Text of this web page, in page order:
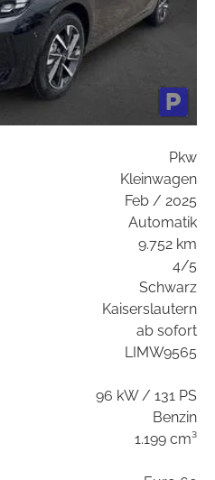
Pkw
Kleinwagen
Feb / 2025
Automatik
9.752 km
4/5
Schwarz
Kaiserslautern
ab sofort
LIMW9565
96 kW / 131 PS
Benzin
1.199 cm³